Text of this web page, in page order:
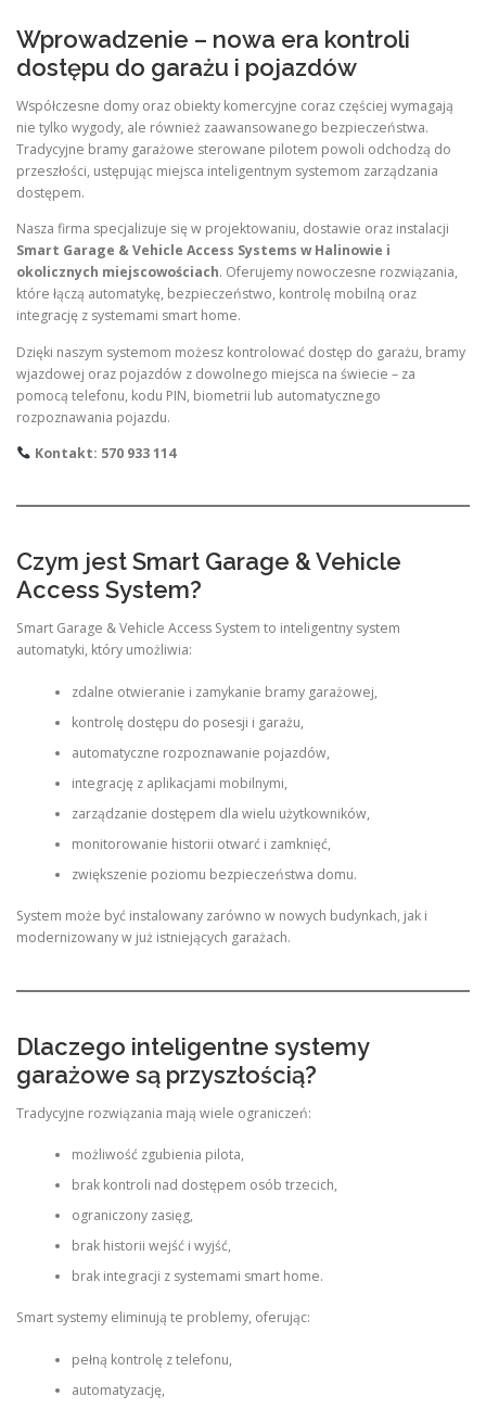
Wprowadzenie – nowa era kontroli
dostępu do garażu i pojazdów
Współczesne domy oraz obiekty komercyjne coraz częściej wymagają
nie tylko wygody, ale również zaawansowanego bezpieczeństwa.
Tradycyjne bramy garażowe sterowane pilotem powoli odchodzą do
przeszłości, ustępując miejsca inteligentnym systemom zarządzania
dostępem.
Nasza firma specjalizuje się w projektowaniu, dostawie oraz instalacji
Smart Garage & Vehicle Access Systems w Halinowie i
okolicznych miejscowościach. Oferujemy nowoczesne rozwiązania,
które łączą automatykę, bezpieczeństwo, kontrolę mobilną oraz
integrację z systemami smart home.
Dzięki naszym systemom możesz kontrolować dostęp do garażu, bramy
wjazdowej oraz pojazdów z dowolnego miejsca na świecie – za
pomocą telefonu, kodu PIN, biometrii lub automatycznego
rozpoznawania pojazdu.
Kontakt: 570 933 114
Czym jest Smart Garage & Vehicle
Access System?
Smart Garage & Vehicle Access System to inteligentny system
automatyki, który umożliwia:
zdalne otwieranie i zamykanie bramy garażowej,
kontrolę dostępu do posesji i garażu,
automatyczne rozpoznawanie pojazdów,
integrację z aplikacjami mobilnymi,
zarządzanie dostępem dla wielu użytkowników,
monitorowanie historii otwarć i zamknięć,
zwiększenie poziomu bezpieczeństwa domu.
System może być instalowany zarówno w nowych budynkach, jak i
modernizowany w już istniejących garażach.
Dlaczego inteligentne systemy
garażowe są przyszłością?
Tradycyjne rozwiązania mają wiele ograniczeń:
możliwość zgubienia pilota,
brak kontroli nad dostępem osób trzecich,
ograniczony zasięg,
brak historii wejść i wyjść,
brak integracji z systemami smart home.
Smart systemy eliminują te problemy, oferując:
pełną kontrolę z telefonu,
automatyzację,